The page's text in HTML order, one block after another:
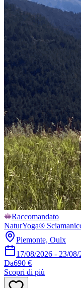
Raccomandato
NaturYoga®
Piemonte, Oulx
17/08/2026 - 23/08/
Da690 €
Scopri di più